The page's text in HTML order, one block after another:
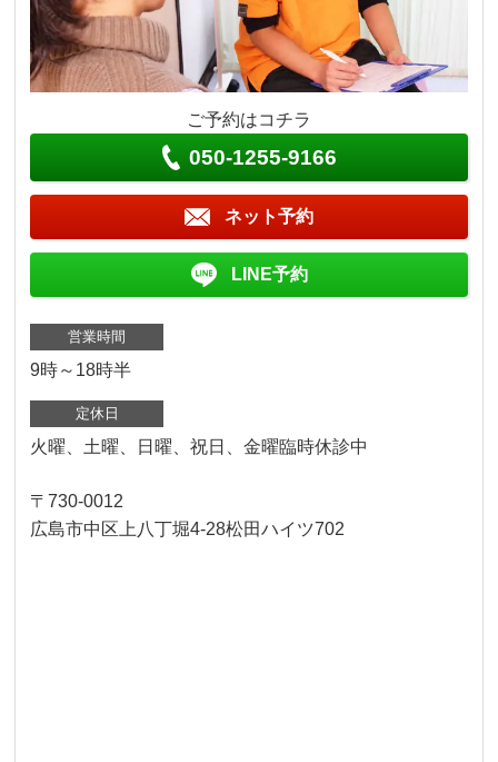
ご予約はコチラ
050-1255-9166
ネット予約
LINE予約
営業時間
9時～18時半
定休日
火曜、土曜、日曜、祝日、金曜臨時休診中
〒730-0012
広島市中区上八丁堀4-28松田ハイツ702